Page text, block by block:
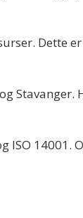
Dette
Stavanger.
ISO 14001.